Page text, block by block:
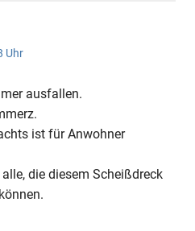
Uhr
ausfallen.
ist für Anwohner
die diesem Scheißdreck